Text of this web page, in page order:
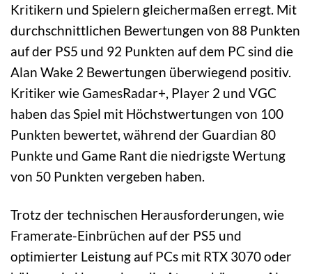
Kritikern und Spielern gleichermaßen erregt. Mit
durchschnittlichen Bewertungen von 88 Punkten
auf der PS5 und 92 Punkten auf dem PC sind die
Alan Wake 2 Bewertungen überwiegend positiv.
Kritiker wie GamesRadar+, Player 2 und VGC
haben das Spiel mit Höchstwertungen von 100
Punkten bewertet, während der Guardian 80
Punkte und Game Rant die niedrigste Wertung
von 50 Punkten vergeben haben.
Trotz der technischen Herausforderungen, wie
Framerate-Einbrüchen auf der PS5 und
optimierter Leistung auf PCs mit RTX 3070 oder